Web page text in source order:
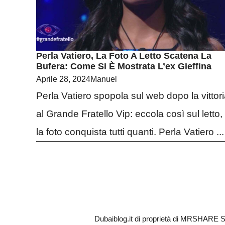
Perla Vatiero, La Foto A Letto Scatena La
Bufera: Come Si È Mostrata L’ex Gieffina
Aprile 28, 2024Manuel
Perla Vatiero spopola sul web dopo la
al Grande Fratello Vip: eccola così sul letto,
la foto conquista tutti quanti. Perla Vatiero ...
Dubaiblog.it di proprietà di MRSHARE